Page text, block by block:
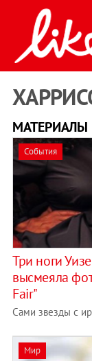
МАТЕРИАЛЫ
События
Три ноги
высмеяла
Fair"
Сами звезды с
Мир